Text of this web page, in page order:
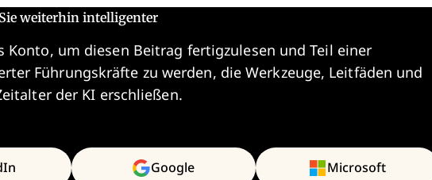
weiterhin intelligenter
Konto, um diesen Beitrag fertigzulesen und Teil einer
Führungskräfte zu werden, die Werkzeuge, Leitfäden und
der KI erschließen.
Google Microsoft